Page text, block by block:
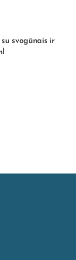
svogūnais ir